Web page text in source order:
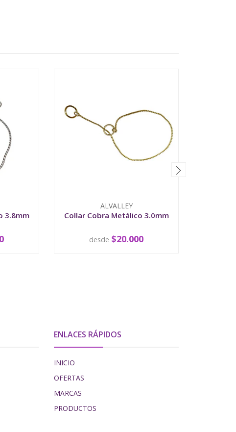
3.8mm
ALVALLEY
Collar Cobra Metálico 3.0mm
VER OPCIONES
desde $20.000
ENLACES RÁPIDOS
INICIO
OFERTAS
MARCAS
PRODUCTOS